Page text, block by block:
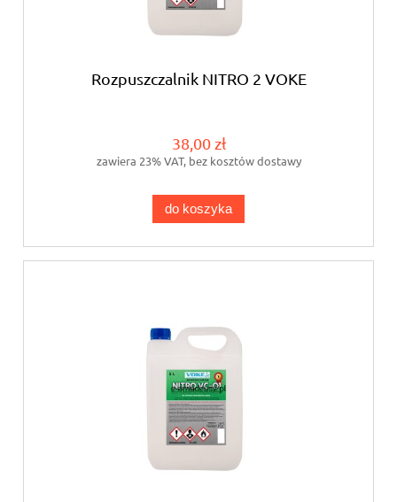
Rozpuszczalnik NITRO 2 VOKE
38,00 zł
zawiera 23% VAT, bez kosztów dostawy
do koszyka